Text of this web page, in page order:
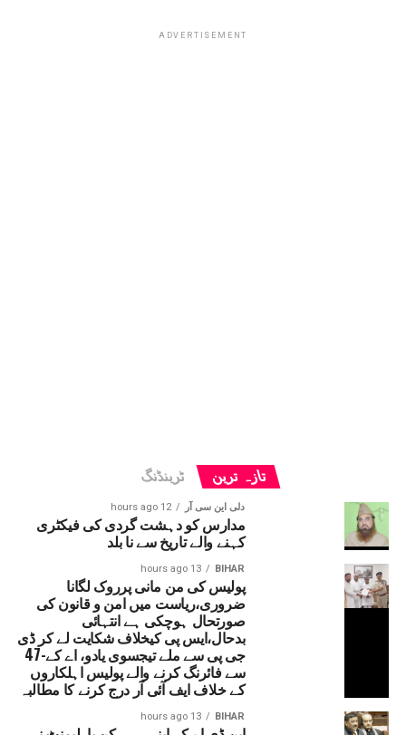
ADVERTISEMENT
تازہ ترین ٹرینڈنگ
دلی این سی آر 12 hours ago
مدارس کو دہشت گردی کی فیکٹری
کہنے والے تاریخ سے نا بلد
BIHAR
13 hours ago
پولیس کی من مانی پرروک لگانا
ضروری،ریاست میں امن و قانون کی
صورتحال ہوچکی ہے انتہائی
بدحال،ایس پی کیخلاف شکایت لے کر ڈی
جی پی سے ملے تیجسوی یادو، اے کے-47
سے فائرنگ کرنے والے پولیس اہلکاروں
کے خلاف ایف آئی آر درج کرنے کا مطالبہ
BIHAR
13 hours ago